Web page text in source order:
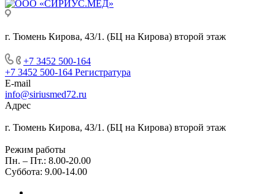
г. Тюмень Кирова, 43/1. (БЦ на Кирова) второй этаж
+7 3452 500-164
+7 3452 500-164 Регистратура
E-mail
info@siriusmed72.ru
Адрес
г. Тюмень Кирова, 43/1. (БЦ на Кирова) второй этаж
Режим работы
Пн. – Пт.: 8.00-20.00
Суббота: 9.00-14.00